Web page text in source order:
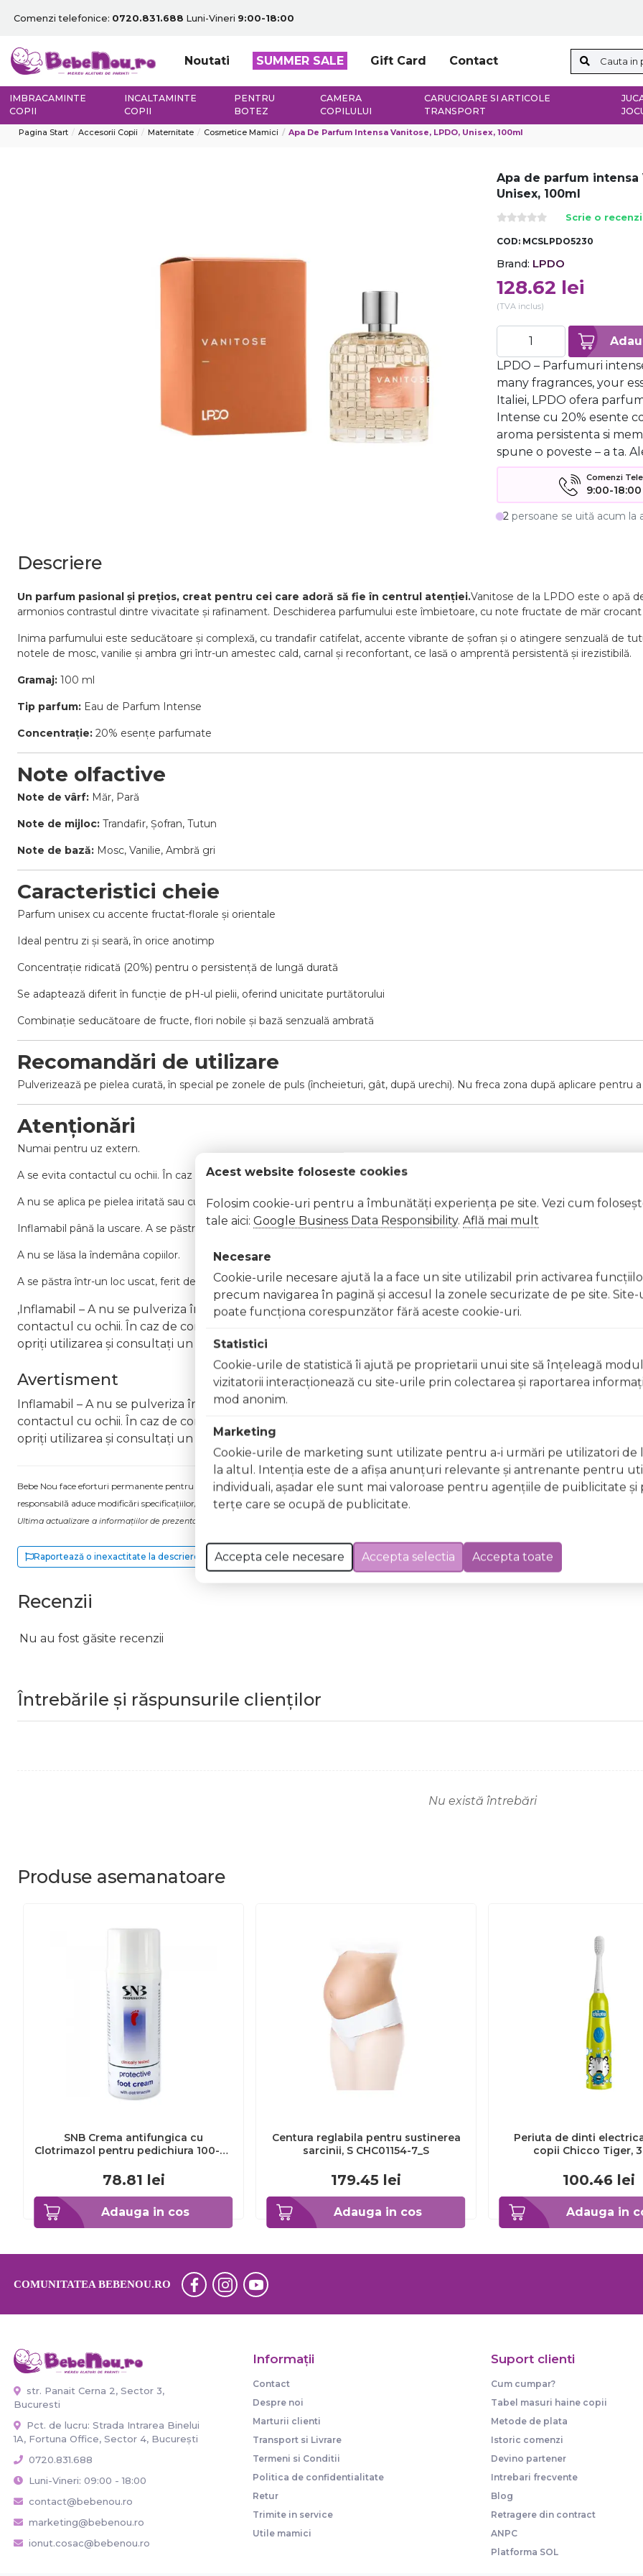
Comenzi telefonice: 0720.831.688 Luni-Vineri 9:00-18:00
Noutati SUMMER SALE Gift Card Contact
IMBRACAMINTE
COPII
INCALTAMINTE
COPII
PENTRU
BOTEZ
CAMERA
COPILULUI
CARUCIOARE SI ARTICOLE
TRANSPORT
Pagina Start Accesorii Copii Maternitate Cosmetice Mamici Apa De Parfum Intensa Vanitose, LPDO, Unisex, 100ml
Apa de parfum intensa
Unisex, 100ml
Scrie o
COD: MCSLPDO5230
Brand: LPDO
128.62 lei
(TVA inclus)
LPDO – Parfumuri
many fragrances, your
Italiei, LPDO ofera
Intense cu 20% esente
aroma persistenta si
spune o poveste – a ta.
Comenzi
9:00-
2 persoane se uită acum la
Descriere
Un parfum pasional și prețios, creat pentru cei care adoră să fie în centrul atenției.Vanitose de la LPDO este o apă
armonios contrastul dintre vivacitate și rafinament. Deschiderea parfumului este îmbietoare, cu note fructate de măr crocant
Inima parfumului este seducătoare și complexă, cu trandafir catifelat, accente vibrante de șofran și o atingere senzuală de
notele de mosc, vanilie și ambra gri într-un amestec cald, carnal și reconfortant, ce lasă o amprentă persistentă și irezistibilă.
Gramaj: 100 ml
Tip parfum: Eau de Parfum Intense
Concentrație: 20% esențe parfumate
Note olfactive
Note de vârf: Măr, Pară
Note de mijloc: Trandafir, Șofran, Tutun
Note de bază: Mosc, Vanilie, Ambră gri
Caracteristici cheie
Parfum unisex cu accente fructat-florale și orientale
Ideal pentru zi și seară, în orice anotimp
Concentrație ridicată (20%) pentru o persistență de lungă durată
Se adaptează diferit în funcție de pH-ul pielii, oferind unicitate purtătorului
Combinație seducătoare de fructe, flori nobile și bază senzuală ambrată
Recomandări de utilizare
Pulverizează pe pielea curată, în special pe zonele de puls (încheieturi, gât, după urechi). Nu freca zona după aplicare
Atenționări
Numai pentru uz extern.
A se evita contactul cu ochii. În caz de contact, clătiți imediat cu apă din abundență.
A nu se aplica pe pielea iritată sau cu leziuni.
Inflamabil până la uscare. A se păstra departe de surse de căldură, suprafețe fierbinți, scântei, flăcări deschise sau alte surse de
A nu se lăsa la îndemâna copiilor.
A se păstra într-un loc uscat, ferit de lumină directă și la temperaturi cuprinse între 5°C și 25°C.
,Inflamabil – A nu se pulveriza în apropierea flăcărilor deschise, surselor de căldură sau în timp ce fumați Uz
contactul cu ochii. În caz de contact, clătiți imediat cu apă Nu aplicați pe pielea iritată, rănită sau cu afecțiuni
opriți utilizarea și consultați un medic Nu inhalați produsul direct în timpul aplicării
Avertisment
Inflamabil – A nu se pulveriza în apropierea flăcărilor deschise, surselor de căldură sau în timp ce fumați Uz
contactul cu ochii. În caz de contact, clătiți imediat cu apă Nu aplicați pe pielea iritată, rănită sau cu afecțiuni
opriți utilizarea și consultați un medic Nu inhalați produsul direct în timpul aplicării
Bebe Nou face eforturi permanente pentru a păstra informațiile actualizate. Excepții pentru care informațiile prezentate pot fi diferite față de cele ale
responsabilă aduce modificări specificațiilor/etichetei acestuia, fără a ne informa în prealabil. În cazul apariției unor diferențe, prevalează informația de
Ultima actualizare a informațiilor de prezentare pentru Apa de parfum intensa Vanitose, LPDO, Unisex, 100ml a fost efectuată la data de 07.08.2026
Raportează o inexactitate la descriere
Recenzii
Nu au fost găsite recenzii
Întrebările și răspunsurile clienților
Nu există întrebări
Produse asemanatoare
Adauga in cos
SNB Crema antifungica cu
Clotrimazol pentru pedichiura 100-ml
78.81 lei
Adauga in cos
Centura reglabila pentru sustinerea
sarcinii, S CHC01154-7_S
179.45 lei
Adauga in
Periuta de dinti
copii Chicco Tiger,
100.46 lei
COMUNITATEA BEBENOU.RO
str. Panait Cerna 2, Sector 3,
Bucuresti
Pct. de lucru: Strada Intrarea Binelui
1A, Fortuna Office, Sector 4, București
0720.831.688
Luni-Vineri: 09:00 - 18:00
contact@bebenou.ro
marketing@bebenou.ro
ionut.cosac@bebenou.ro
Informaţii
Contact
Despre noi
Marturii clienti
Transport si Livrare
Termeni si Conditii
Politica de confidentialitate
Retur
Trimite in service
Utile mamici
Suport clienti
Cum cumpar?
Tabel masuri haine copii
Metode de plata
Istoric comenzi
Devino partener
Intrebari frecvente
Blog
Retragere din contract
ANPC
Platforma SOL
Acest website foloseste cookies
Folosim cookie-uri pentru a îmbunătăți experiența pe site. Vezi cum
tale aici: Google Business Data Responsibility. Află mai mult
Necesare
Cookie-urile necesare ajută la a face un site utilizabil prin activarea
precum navigarea în pagină şi accesul la zonele securizate de pe site.
poate funcţiona corespunzător fără aceste cookie-uri.
Statistici
Cookie-urile de statistică îi ajută pe proprietarii unui site să înţeleagă
vizitatorii interacţionează cu site-urile prin colectarea şi raportarea
mod anonim.
Marketing
Cookie-urile de marketing sunt utilizate pentru a-i urmări pe utilizatori de
la altul. Intenţia este de a afişa anunţuri relevante şi antrenante pentru
individuali, aşadar ele sunt mai valoroase pentru agenţiile de puiblicitate şi
terţe care se ocupă de publicitate.
Accepta cele necesare Accepta selectia Accepta toate